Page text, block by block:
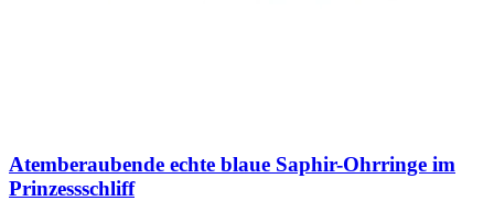
Atemberaubende echte blaue Saphir-Ohrringe im
Prinzessschliff